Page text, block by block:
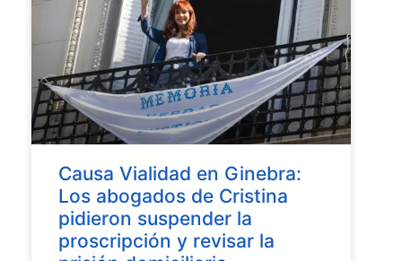
Causa Vialidad en Ginebra:
Los abogados de Cristina
pidieron suspender la
proscripción y revisar la